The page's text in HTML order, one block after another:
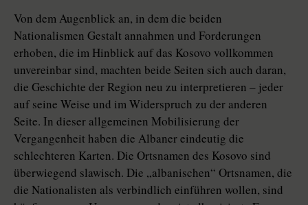
Von dem Augenblick an, in dem die beiden
Nationalismen Gestalt annahmen und Forderungen
erhoben, die im Hinblick auf das Kosovo vollkommen
unvereinbar sind, machten beide Seiten sich auch daran,
die Geschichte der Region neu zu interpretieren – jeder
auf seine Weise und im Widerspruch zu der anderen
Seite. In dieser allgemeinen Mobilisierung der
Vergangenheit haben die Albaner eindeutig die
schlechteren Karten. Die Ortsnamen des Kosovo sind
überwiegend slawisch. Die „albanischen“ Ortsnamen, die
die Nationalisten als verbindlich einführen wollen, sind